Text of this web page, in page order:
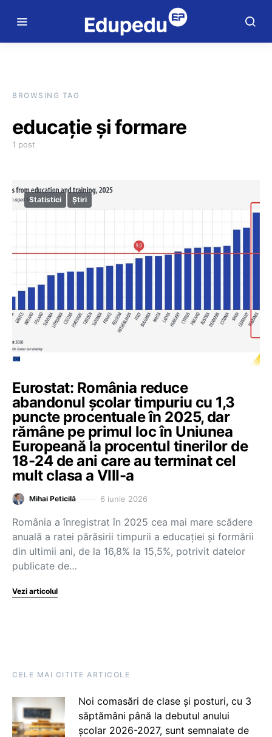
BROWSING TAG
educație și formare
1 post
Statistici Știri
Eurostat: România reduce
abandonul școlar timpuriu cu 1,3
puncte procentuale în 2025, dar
rămâne pe primul loc în Uniunea
Europeană la procentul tinerilor de
18-24 de ani care au terminat cel
mult clasa a VIII-a
Mihai Peticilă 6 iunie 2026
România a înregistrat în 2025 cea mai mare scădere
anuală a ratei părăsirii timpurii a educației și formării
din ultimii ani, de la 16,8% la 15,5%, potrivit datelor
publicate de…
Vezi articolul
CELE MAI CITITE ARTICOLE
Noi comasări de clase și posturi, cu 3
săptămâni până la debutul anului
școlar 2026-2027, sunt semnalate de